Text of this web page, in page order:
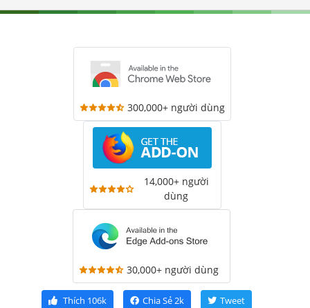
300,000+ người dùng
14,000+ người
dùng
30,000+ người dùng
Thích 106k Chia Sẻ2k Tweet